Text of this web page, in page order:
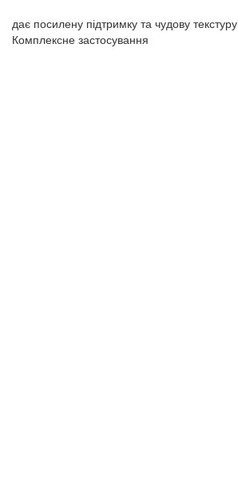
дає посилену підтримку та чудову текстуру
Комплексне застосування